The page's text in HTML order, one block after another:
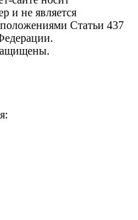
и не является
Статьи 437